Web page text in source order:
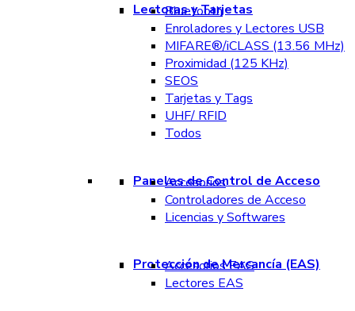
Lectoras y Tarjetas
Bluetooth
Enroladores y Lectores USB
MIFARE®/iCLASS (13.56 MHz)
Proximidad (125 KHz)
SEOS
Tarjetas y Tags
UHF/ RFID
Todos
Paneles de Control de Acceso
Accesorios
Controladores de Acceso
Licencias y Softwares
Protección de Mercancía (EAS)
Accesorios EAS
Lectores EAS